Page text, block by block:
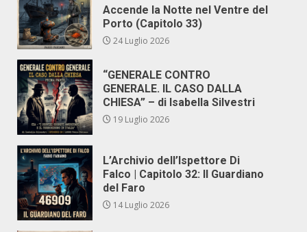
Accende la Notte nel Ventre del
Porto (Capitolo 33)
24 Luglio 2026
“GENERALE CONTRO
GENERALE. IL CASO DALLA
CHIESA” – di Isabella Silvestri
19 Luglio 2026
L’Archivio dell’Ispettore Di
Falco | Capitolo 32: Il Guardiano
del Faro
14 Luglio 2026